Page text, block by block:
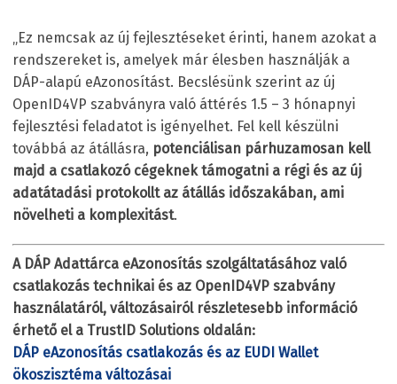
„Ez nemcsak az új fejlesztéseket érinti, hanem azokat a
rendszereket is, amelyek már élesben használják a
DÁP-alapú eAzonosítást. Becslésünk szerint az új
OpenID4VP szabványra való áttérés 1.5 – 3 hónapnyi
fejlesztési feladatot is igényelhet. Fel kell készülni
továbbá az átállásra, potenciálisan párhuzamosan kell
majd a csatlakozó cégeknek támogatni a régi és az új
adatátadási protokollt az átállás időszakában, ami
növelheti a komplexitást.
A DÁP Adattárca eAzonosítás szolgáltatásához való
csatlakozás technikai és az OpenID4VP szabvány
használatáról, változásairól részletesebb információ
érhető el a TrustID Solutions oldalán:
DÁP eAzonosítás csatlakozás és az EUDI Wallet
ökoszisztéma változásai